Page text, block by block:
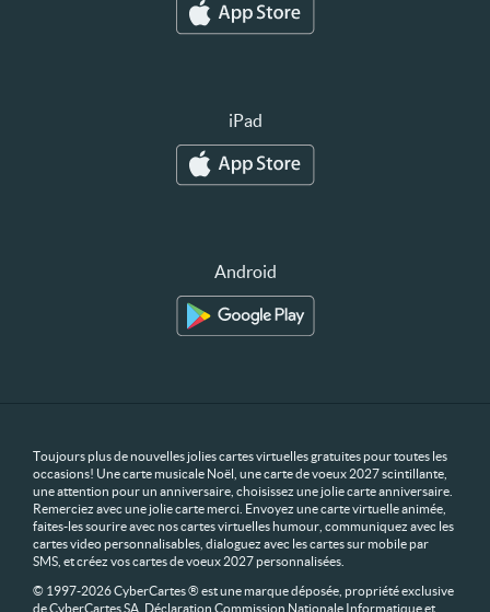
iPad
Android
Toujours plus de nouvelles jolies cartes virtuelles gratuites pour toutes les
occasions! Une carte musicale Noël, une carte de voeux 2027 scintillante,
une attention pour un anniversaire, choisissez une jolie carte anniversaire.
Remerciez avec une jolie carte merci. Envoyez une carte virtuelle animée,
faites-les sourire avec nos cartes virtuelles humour, communiquez avec les
cartes video personnalisables, dialoguez avec les cartes sur mobile par
SMS, et créez vos cartes de voeux 2027 personnalisées.
© 1997-2026 CyberCartes ® est une marque déposée, propriété exclusive
de CyberCartes SA. Déclaration Commission Nationale Informatique et